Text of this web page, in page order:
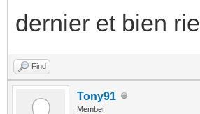
dernier et bien
Find
Tony91
Member